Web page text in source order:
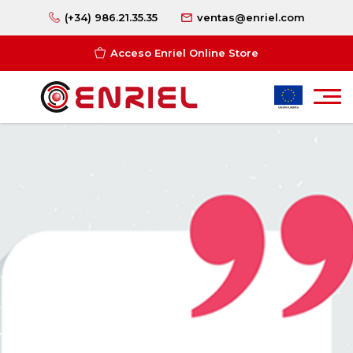
(+34) 986.21.35.35 ventas@enriel.com
Acceso Enriel Online Store